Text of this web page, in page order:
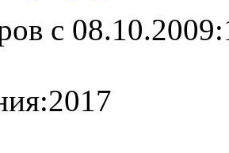
с 08.10.2009:
2017